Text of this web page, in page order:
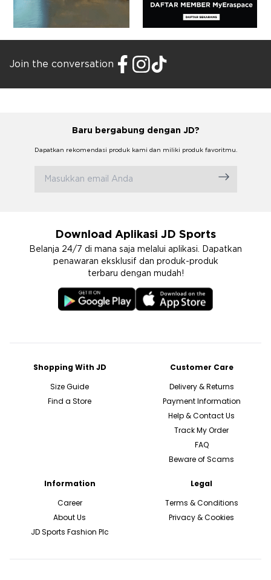
Join the conversation
Baru bergabung dengan JD?
Dapatkan rekomendasi produk kami dan miliki produk favoritmu.
Download Aplikasi JD Sports
Belanja 24/7 di mana saja melalui aplikasi. Dapatkan
penawaran eksklusif dan produk-produk
terbaru dengan mudah!
Shopping With JD
Size Guide
Find a Store
Customer Care
Delivery & Returns
Payment Information
Help & Contact Us
Track My Order
FAQ
Beware of Scams
Information
Career
About Us
JD Sports Fashion Plc
Legal
Terms & Conditions
Privacy & Cookies